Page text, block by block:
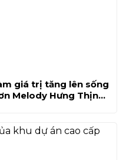
giá trị tăng lên sống
Melody Hưng Thịnh